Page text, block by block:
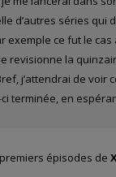
d’autres séries qui
exemple ce fut le cas
revisionne la
j’attendrai de
terminée, en
épisodes de